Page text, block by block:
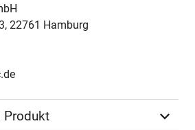
22761 Hamburg
Produkt